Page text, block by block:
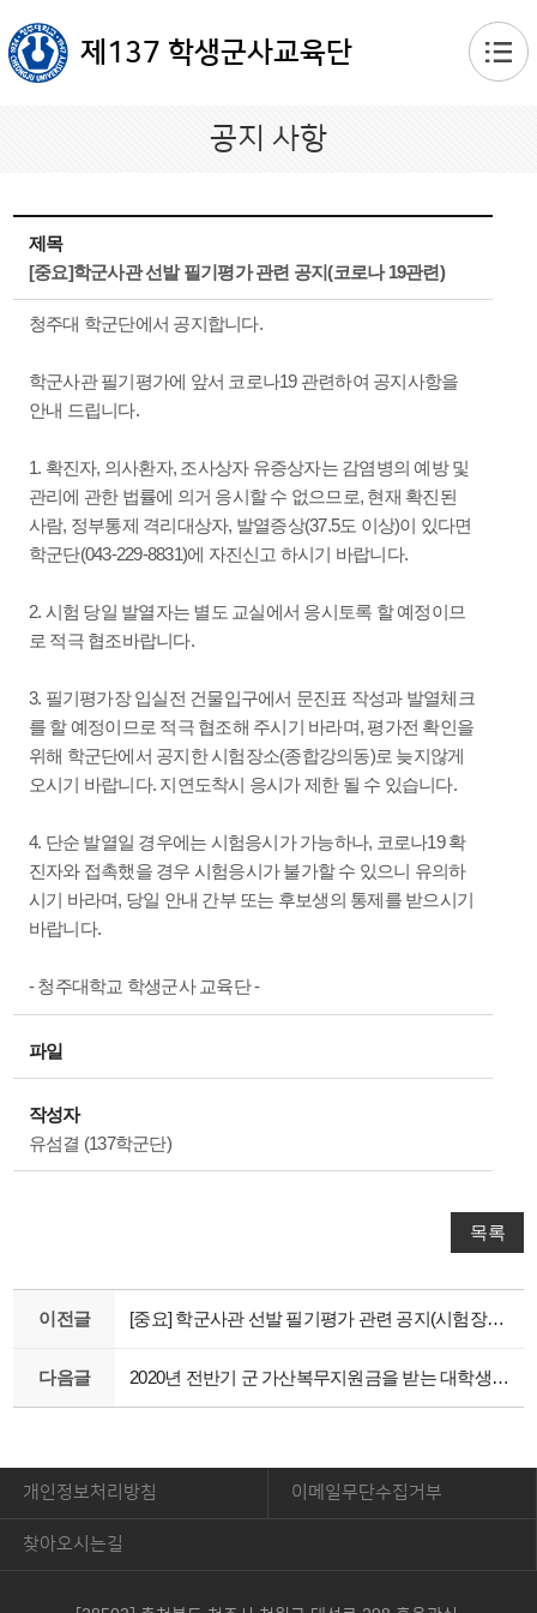
제137 학생군사교육단
공지 사항
제목
[중요]학군사관 선발 필기평가 관련 공지(코로나 19관련)
청주대 학군단에서 공지합니다.
학군사관 필기평가에 앞서 코로나19 관련하여 공지사항을
안내 드립니다.
1. 확진자, 의사환자, 조사상자 유증상자는 감염병의 예방 및
관리에 관한 법률에 의거 응시할 수 없으므로, 현재 확진된
사람, 정부통제 격리대상자, 발열증상(37.5도 이상)이 있다면
학군단(043-229-8831)에 자진신고 하시기 바랍니다.
2. 시험 당일 발열자는 별도 교실에서 응시토록 할 예정이므
로 적극 협조바랍니다.
3. 필기평가장 입실전 건물입구에서 문진표 작성과 발열체크
를 할 예정이므로 적극 협조해 주시기 바라며, 평가전 확인을
위해 학군단에서 공지한 시험장소(종합강의동)로 늦지않게
오시기 바랍니다. 지연도착시 응시가 제한 될 수 있습니다.
4. 단순 발열일 경우에는 시험응시가 가능하나, 코로나19 확
진자와 접촉했을 경우 시험응시가 불가할 수 있으니 유의하
시기 바라며, 당일 안내 간부 또는 후보생의 통제를 받으시기
바랍니다.
- 청주대학교 학생군사 교육단 -
파일
작성자
유섬결 (137학군단)
목록
이전글 [중요] 학군사관 선발 필기평가 관련 공지(시험장소 및 시간)
다음글 2020년 전반기 군 가산복무지원금을 받는 대학생 소집교육 자료
개인정보처리방침 이메일무단수집거부
찾아오시는길